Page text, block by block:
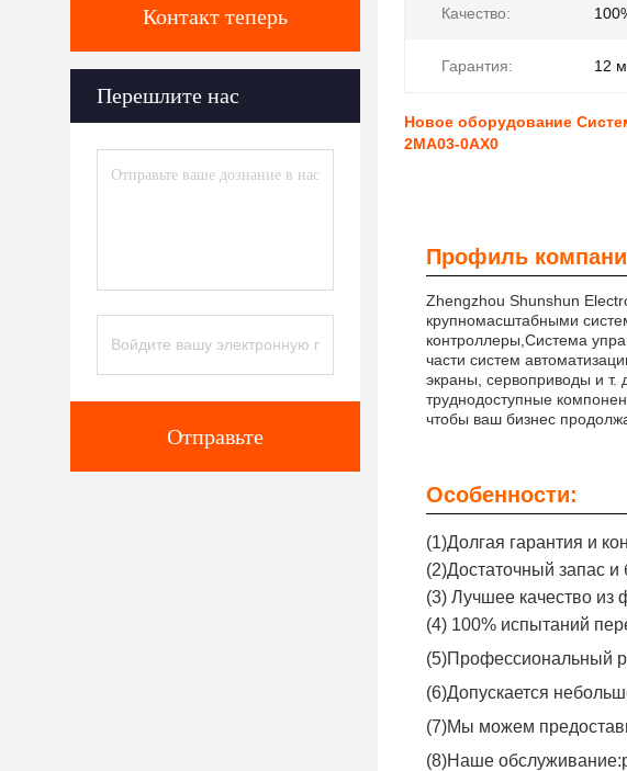
Контакт теперь
Перешлите нас
Отправьте
Качество:
Гарантия: 12
Новое оборудование
2MA03-0AX0
Профиль
Zhengzhou Shunshun
крупномасштабными
контроллеры,Система
части систем
экраны, сервоприводы и
труднодоступные
чтобы ваш бизнес
Особенности:
(1)Долгая гарантия и
(2)Достаточный запас и
(3) Лучшее качество из
(4) 100% испытаний
(5)Профессиональный
(6)Допускается
(7)Мы можем
(8)Наше